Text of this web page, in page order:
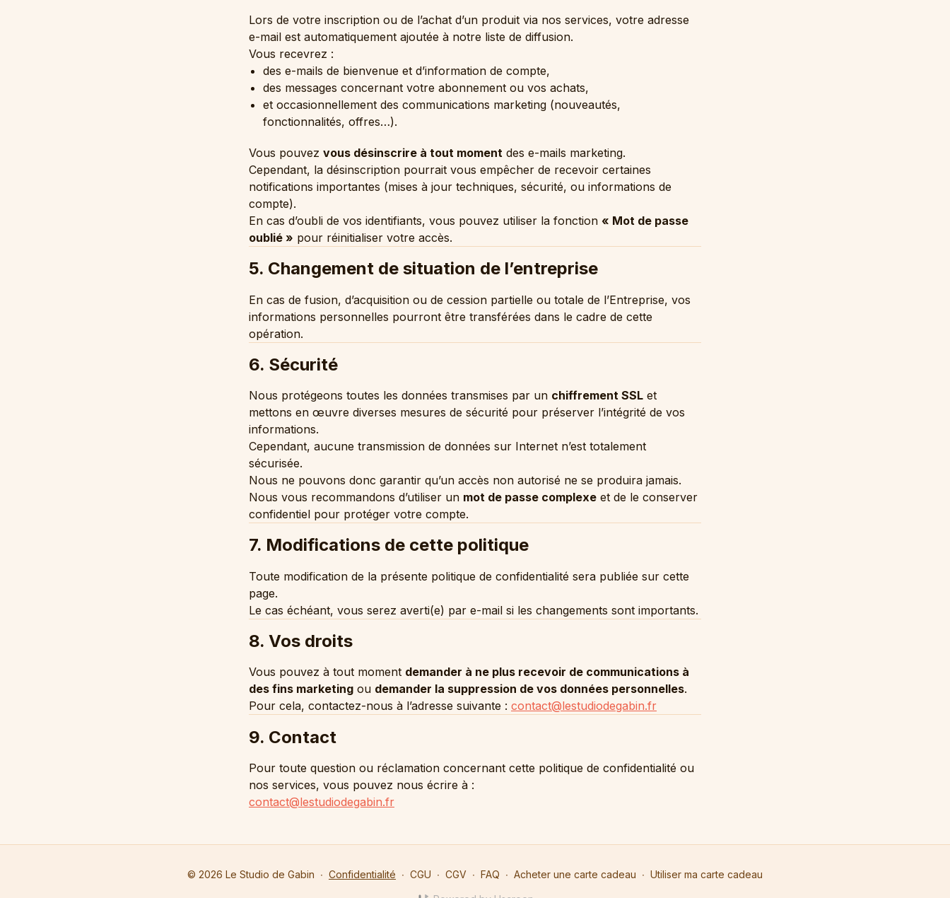
Lors de votre inscription ou de l’achat d’un produit via nos services, votre adresse
e-mail est automatiquement ajoutée à notre liste de diffusion.
Vous recevrez :
des e-mails de bienvenue et d’information de compte,
des messages concernant votre abonnement ou vos achats,
et occasionnellement des communications marketing (nouveautés,
fonctionnalités, offres…).
Vous pouvez vous désinscrire à tout moment des e-mails marketing.
Cependant, la désinscription pourrait vous empêcher de recevoir certaines
notifications importantes (mises à jour techniques, sécurité, ou informations de
compte).
En cas d’oubli de vos identifiants, vous pouvez utiliser la fonction « Mot de passe
oublié » pour réinitialiser votre accès.
5. Changement de situation de l’entreprise
En cas de fusion, d’acquisition ou de cession partielle ou totale de l’Entreprise, vos
informations personnelles pourront être transférées dans le cadre de cette
opération.
6. Sécurité
Nous protégeons toutes les données transmises par un chiffrement SSL et
mettons en œuvre diverses mesures de sécurité pour préserver l’intégrité de vos
informations.
Cependant, aucune transmission de données sur Internet n’est totalement
sécurisée.
Nous ne pouvons donc garantir qu’un accès non autorisé ne se produira jamais.
Nous vous recommandons d’utiliser un mot de passe complexe et de le conserver
confidentiel pour protéger votre compte.
7. Modifications de cette politique
Toute modification de la présente politique de confidentialité sera publiée sur cette
page.
Le cas échéant, vous serez averti(e) par e-mail si les changements sont importants.
8. Vos droits
Vous pouvez à tout moment demander à ne plus recevoir de communications à
des fins marketing ou demander la suppression de vos données personnelles.
Pour cela, contactez-nous à l’adresse suivante : contact@lestudiodegabin.fr
9. Contact
Pour toute question ou réclamation concernant cette politique de confidentialité ou
nos services, vous pouvez nous écrire à :
contact@lestudiodegabin.fr
© 2026 Le Studio de Gabin ∙ Confidentialité ∙ CGU ∙ CGV ∙ FAQ ∙ Acheter une carte cadeau ∙ Utiliser ma carte cadeau